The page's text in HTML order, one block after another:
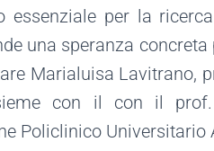
essenziale per la
una speranza
Marialuisa Lavitrano,
con il con il prof.
Policlinico Universitario